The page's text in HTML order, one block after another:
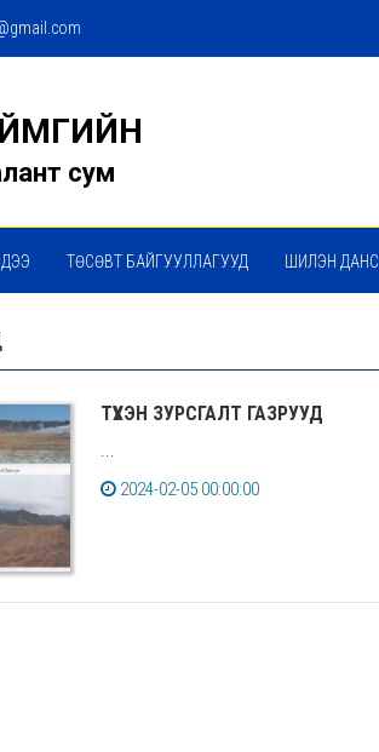
сум
ТӨСӨВТ БАЙГУУЛЛАГУУД ШИЛЭН ДАНС
ТҮҮХЭН ЗУРСГАЛТ ГАЗРУУД
...
2024-02-05 00:00:00